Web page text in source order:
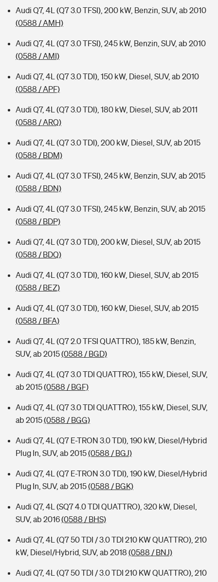
Audi Q7, 4L (Q7 3.0 TFSI), 200 kW, Benzin, SUV, ab 2010
(0588 / AMH)
Audi Q7, 4L (Q7 3.0 TFSI), 245 kW, Benzin, SUV, ab 2010
(0588 / AMI)
Audi Q7, 4L (Q7 3.0 TDI), 150 kW, Diesel, SUV, ab 2010
(0588 / APF)
Audi Q7, 4L (Q7 3.0 TDI), 180 kW, Diesel, SUV, ab 2011
(0588 / ARQ)
Audi Q7, 4L (Q7 3.0 TDI), 200 kW, Diesel, SUV, ab 2015
(0588 / BDM)
Audi Q7, 4L (Q7 3.0 TFSI), 245 kW, Benzin, SUV, ab 2015
(0588 / BDN)
Audi Q7, 4L (Q7 3.0 TFSI), 245 kW, Benzin, SUV, ab 2015
(0588 / BDP)
Audi Q7, 4L (Q7 3.0 TDI), 200 kW, Diesel, SUV, ab 2015
(0588 / BDQ)
Audi Q7, 4L (Q7 3.0 TDI), 160 kW, Diesel, SUV, ab 2015
(0588 / BEZ)
Audi Q7, 4L (Q7 3.0 TDI), 160 kW, Diesel, SUV, ab 2015
(0588 / BFA)
Audi Q7, 4L (Q7 2.0 TFSI QUATTRO), 185 kW, Benzin,
SUV, ab 2015(0588 / BGD)
Audi Q7, 4L (Q7 3.0 TDI QUATTRO), 155 kW, Diesel, SUV,
ab 2015(0588 / BGF)
Audi Q7, 4L (Q7 3.0 TDI QUATTRO), 155 kW, Diesel, SUV,
ab 2015(0588 / BGG)
Audi Q7, 4L (Q7 E-TRON 3.0 TDI), 190 kW, Diesel/Hybrid
Plug In, SUV, ab 2015(0588 / BGJ)
Audi Q7, 4L (Q7 E-TRON 3.0 TDI), 190 kW, Diesel/Hybrid
Plug In, SUV, ab 2015(0588 / BGK)
Audi Q7, 4L (SQ7 4.0 TDI QUATTRO), 320 kW, Diesel,
SUV, ab 2016(0588 / BHS)
Audi Q7, 4L (Q7 50 TDI / 3.0 TDI 210 KW QUATTRO), 210
kW, Diesel/Hybrid, SUV, ab 2018 (0588 / BNJ)
Audi Q7, 4L (Q7 50 TDI / 3.0 TDI 210 KW QUATTRO), 210